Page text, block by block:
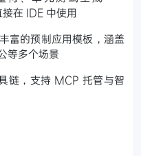
在 IDE 中使用
富的预制应用模板，涵盖
等多个场景
链，支持 MCP 托管与智